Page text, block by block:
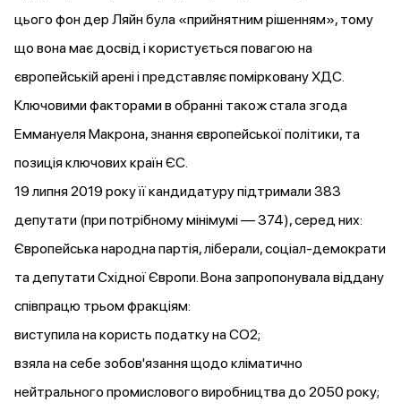
цього фон дер Ляйн була «прийнятним рішенням», тому
що вона має досвід і користується повагою на
європейській арені і представляє помірковану ХДС.
Ключовими факторами в обранні також стала згода
Еммануеля Макрона, знання європейської політики, та
позиція ключових країн ЄС.
19 липня 2019 року її кандидатурупідтримали383
депутати (при потрібному мінімумі — 374), серед них:
Європейська народна партія, ліберали, соціал-демократи
та депутати Східної Європи. Вона запропонувалавіддану
співпрацю трьом фракціям:
виступила на користь податку на CO2;
взяла на себе зобов'язання щодо кліматично
нейтрального промислового виробництва до 2050 року;